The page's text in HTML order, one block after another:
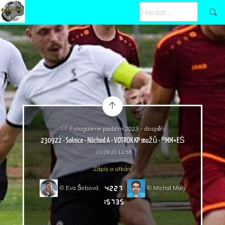
Fotogalerie podzim 2023 - dospělý
230922 - Solnice - Náchod A - VOTROK KP mužů - ©MM+EŠ
23.09.23 12:58
Zápis o utkání
© Eva Šebová © Michal Malý